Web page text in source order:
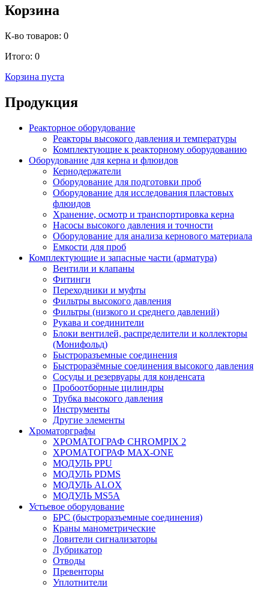
Корзина
К-во товаров: 0
Итого: 0
Корзина пуста
Продукция
Реакторное оборудование
Реакторы высокого давления и температуры
Комплектующие к реакторному оборудованию
Оборудование для керна и флюидов
Кернодержатели
Оборудование для подготовки проб
Оборудование для исследования пластовых
флюидов
Хранение, осмотр и транспортировка керна
Насосы высокого давления и точности
Оборудование для анализа кернового материала
Емкости для проб
Комплектующие и запасные части (арматура)
Вентили и клапаны
Фитинги
Переходники и муфты
Фильтры высокого давления
Фильтры (низкого и среднего давлений)
Рукава и соединители
Блоки вентилей, распределители и коллекторы
(Монифольд)
Быстроразъемные соединения
Быстроразёмные соединения высокого давления
Сосуды и резервуары для конденсата
Пробоотборные цилиндры
Трубка высокого давления
Инструменты
Другие элементы
Хроматорграфы
ХРОМАТОГРАФ CHROMPIX 2
ХРОМАТОГРАФ MAX-ONE
МОДУЛЬ PPU
МОДУЛЬ PDMS
МОДУЛЬ ALOX
МОДУЛЬ MS5A
Устьевое оборудование
БРС (быстроразъемные соединения)
Краны манометрические
Ловители сигнализаторы
Лубрикатор
Отводы
Превенторы
Уплотнители